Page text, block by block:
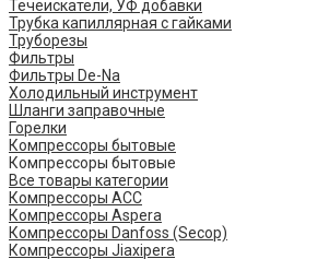
Течеискатели, УФ добавки
Трубка капиллярная с гайками
Труборезы
Фильтры
Фильтры De-Na
Холодильный инструмент
Шланги заправочные
Горелки
Компрессоры бытовые
Компрессоры бытовые
Все товары категории
Компрессоры ACC
Компрессоры Aspera
Компрессоры Danfoss (Secop)
Компрессоры Jiaxipera